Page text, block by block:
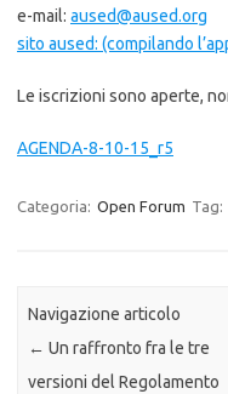
e-mail: aused@aused.org
sito aused: (compilando
Le iscrizioni sono aperte,
AGENDA-8-10-15_r5
Categoria: Open Forum Tag:
Navigazione articolo
← Un raffronto fra le tre
versioni del Regolamento